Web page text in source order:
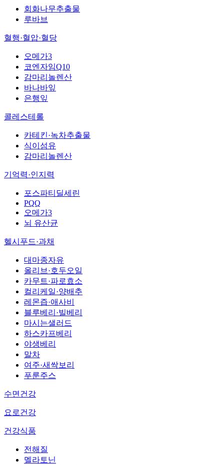
회화나무추출물
루바브
혈행·혈압·혈당
오메가3
코엔자임Q10
감마리놀렌산
바나바잎
은행잎
콜레스테롤
카테킨·녹차추출물
식이섬유
감마리놀렌산
기억력·인지력
포스파티딜세린
PQQ
오메가3
뇌 유산균
헬시푸드·과채
대마종자유
올리브·호두오일
카무트·파로효소
컬리케일·양배추
레몬즙·애사비
블루베리·빌베리
마시는샐러드
하스카프베리
야생베리
말차
여주·새싹보리
푸룬주스
수면건강
요로건강
건강식품
전해질
멜라토닌